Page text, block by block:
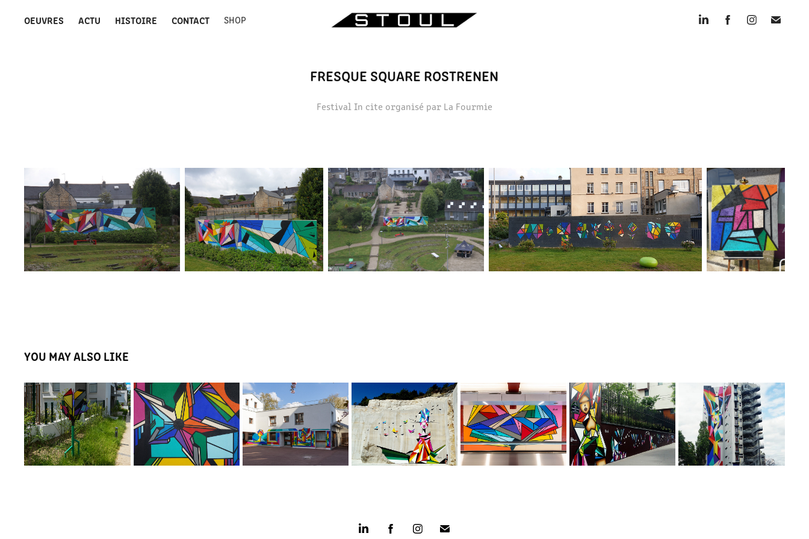
OEUVRES ACTU HISTOIRE CONTACT SHOP
FRESQUE SQUARE ROSTRENEN
Festival In cite organisé par La Fourmie
YOU MAY ALSO LIKE
SCULPTURES JARDIN
SÈVRE
2021
EXPO SOLO "ORU JUTSU"
LE LAVO//MATIK PARIS
13E
2020
FRESQUE ECOLE DAVOUT
PARIS
2023
LA KARIÈRE VILLARS-
FONTAINE BOURGOGNE
2016
FRESQUE MÉTRO AUBER-
OPÉRA PARIS
2021
GROOVE YOUR WORLD
VTR PARIS13
2016
FRESQUE "TOTEM" HOTEL
CISP MAURICE RAVEL
PARIS 12E
2017